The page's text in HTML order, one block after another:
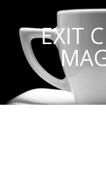
EXIT